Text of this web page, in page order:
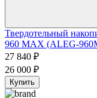
Твердотельный
960 MAX (ALEG-
27 840 ₽
26 000 ₽
Купить